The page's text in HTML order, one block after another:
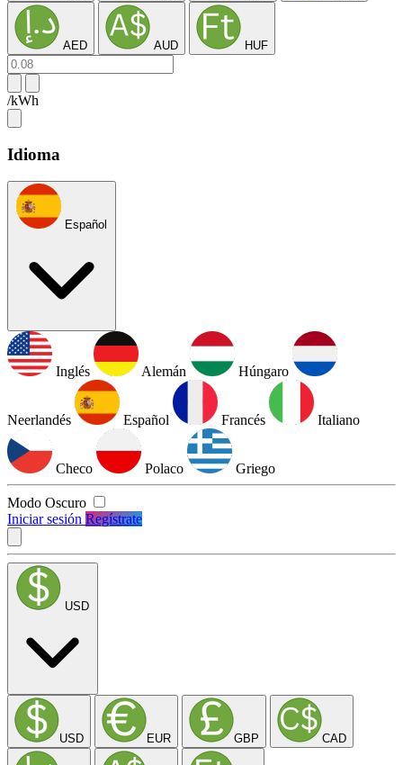
AED AUD HUF
/kWh
Idioma
Español
Inglés Alemán Húngaro
Neerlandés Español Francés Italiano
Checo Polaco Griego
Modo Oscuro
Iniciar sesión Regístrate
USD
USD EUR GBP CAD